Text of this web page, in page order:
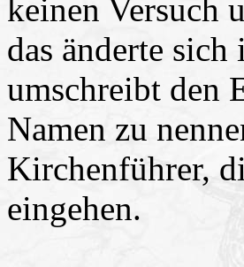
keinen Versuch
das änderte
umschreibt den
Namen zu
Kirchenführer,
eingehen.